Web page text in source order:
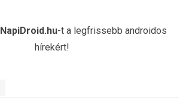
NapiDroid.hu-t a legfrissebb androidos
hírekért!